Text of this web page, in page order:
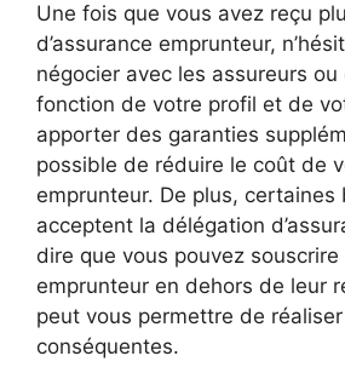
Une fois que vous avez reçu
d’assurance emprunteur,
négocier avec les assureurs ou
fonction de votre profil et de
apporter des garanties
possible de réduire le coût de
emprunteur. De plus, certaines
acceptent la délégation
dire que vous pouvez
emprunteur en dehors de leur
peut vous permettre de
conséquentes.